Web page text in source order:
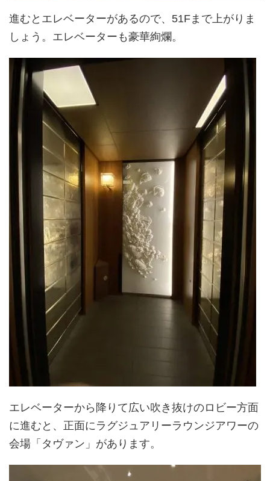
進むとエレベーターがあるので、51Fまで上がりま
しょう。エレベーターも豪華絢爛。
エレベーターから降りて広い吹き抜けのロビー方面
に進むと、正面にラグジュアリーラウンジアワーの
会場「タヴァン」があります。